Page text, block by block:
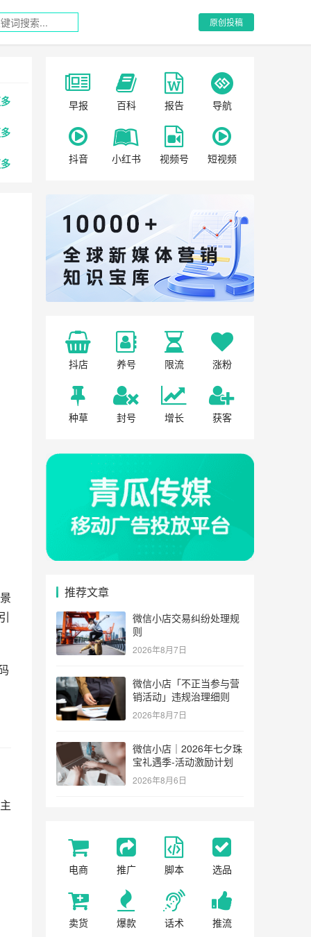
原创投稿
早报 百科 报告 导航
抖音 小红书 视频号 短视频
抖店 养号 限流 涨粉
种草 封号 增长 获客
推荐文章
微信小店交易纠纷处理规
则
2026年8月7日
微信小店「不正当参与营
销活动」违规治理细则
2026年8月7日
微信小店｜2026年七夕珠
宝礼遇季-活动激励计划
2026年8月6日
电商 推广 脚本 选品
卖货 爆款 话术 推流